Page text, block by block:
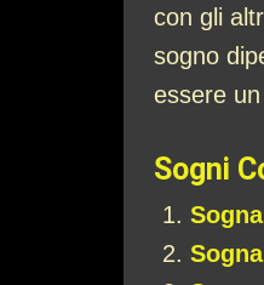
con gli
sogno
essere
Sogni